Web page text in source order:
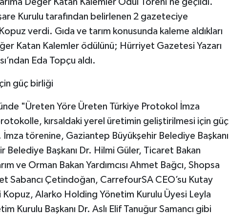
Değer Katan Kalemler Ödül Töreni’ne geçildi.
Kurulu tarafından belirlenen 2 gazeteciye
verdi. Gıda ve tarım konusunda kaleme aldıkları
Katan Kalemler ödülünü; Hürriyet Gazetesi Yazarı
Eda Topçu aldı.
güç birliği
"Üreten Yöre Üreten Türkiye Protokol İmza
kırsaldaki yerel üretimin geliştirilmesi için güç
İmza törenine, Gaziantep Büyükşehir Belediye Başkanı
Belediye Başkanı Dr. Hilmi Güler, Ticaret Bakan
ve Orman Bakan Yardımcısı Ahmet Bağcı, Shopsa
Sabancı Çetindoğan, CarrefourSA CEO’su Kutay
Kopuz, Alarko Holding Yönetim Kurulu Üyesi Leyla
Kurulu Başkanı Dr. Aslı Elif Tanuğur Samancı gibi